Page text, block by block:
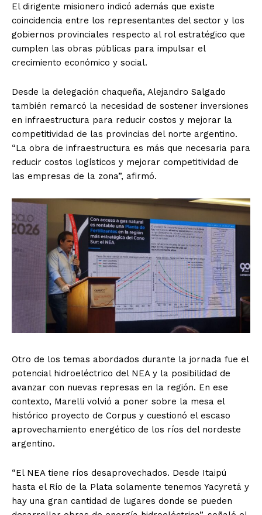
El dirigente misionero indicó además que existe
coincidencia entre los representantes del sector y los
gobiernos provinciales respecto al rol estratégico que
cumplen las obras públicas para impulsar el
crecimiento económico y social.
Desde la delegación chaqueña, Alejandro Salgado
también remarcó la necesidad de sostener inversiones
en infraestructura para reducir costos y mejorar la
competitividad de las provincias del norte argentino.
“La obra de infraestructura es más que necesaria para
reducir costos logísticos y mejorar competitividad de
las empresas de la zona”, afirmó.
Otro de los temas abordados durante la jornada fue el
potencial hidroeléctrico del NEA y la posibilidad de
avanzar con nuevas represas en la región. En ese
contexto, Marelli volvió a poner sobre la mesa el
histórico proyecto de Corpus y cuestionó el escaso
aprovechamiento energético de los ríos del nordeste
argentino.
“El NEA tiene ríos desaprovechados. Desde Itaipú
hasta el Río de la Plata solamente tenemos Yacyretá y
hay una gran cantidad de lugares donde se pueden